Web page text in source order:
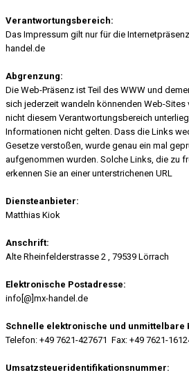
Verantwortungsbereich:
Das Impressum gilt nur für die
handel.de
Abgrenzung:
Die Web-Präsenz ist Teil des WWW und
sich jederzeit wandeln könnenden Web-
nicht diesem Verantwortungsbereich
Informationen nicht gelten. Dass die Links
Gesetze verstoßen, wurde genau ein mal
aufgenommen wurden. Solche Links, die zu
erkennen Sie an einer unterstrichenen URL
Diensteanbieter:
Matthias Kiok
Anschrift:
Alte Rheinfelderstrasse 2 , 79539 Lörrach
Elektronische Postadresse:
info[@]mx-handel.de
Schnelle elektronische und unmittelbare
Telefon: +49 7621-427671 Fax: +49 7621-
Umsatzsteueridentifikationsnummer: